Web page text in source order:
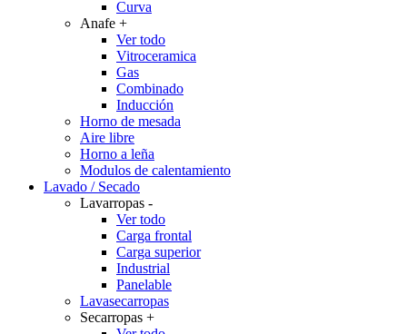
Curva
Anafe +
Ver todo
Vitroceramica
Gas
Combinado
Inducción
Horno de mesada
Aire libre
Horno a leña
Modulos de calentamiento
Lavado / Secado
Lavarropas -
Ver todo
Carga frontal
Carga superior
Industrial
Panelable
Lavasecarropas
Secarropas +